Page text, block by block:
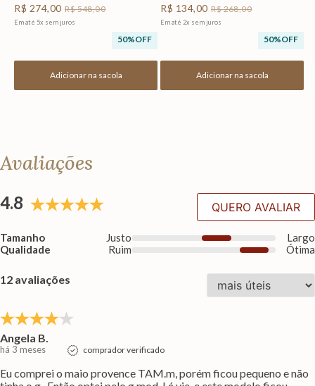
R$ 274,00 R$548,00
Em até 5x sem juros
50%OFF
Adicionar na sacola
R$ 134,00 R$268,00
Em até 2x sem juros
50%OFF
Adicionar na sacola
Avaliações
4.8
Tamanho Justo
Largo
Qualidade
Ruim Ótima
QUERO AVALIAR
12 avaliações
Angela B.
há 3 meses comprador verificado
Eu comprei o maio provence TAM.m, porém ficou pequeno e não